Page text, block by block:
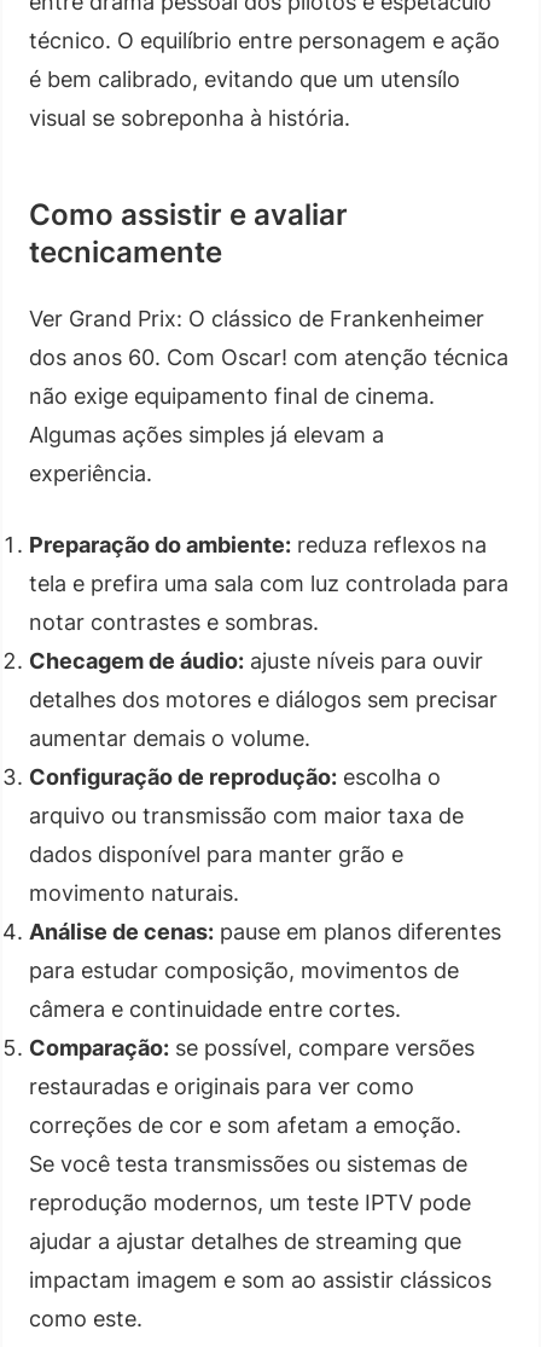
técnico. O equilíbrio entre personagem e ação
é bem calibrado, evitando que um utensílo
visual se sobreponha à história.
Como assistir e avaliar
tecnicamente
Ver Grand Prix: O clássico de Frankenheimer
dos anos 60. Com Oscar! com atenção técnica
não exige equipamento final de cinema.
Algumas ações simples já elevam a
experiência.
Preparação do ambiente: reduza reflexos na
tela e prefira uma sala com luz controlada para
notar contrastes e sombras.
Checagem de áudio: ajuste níveis para ouvir
detalhes dos motores e diálogos sem precisar
aumentar demais o volume.
Configuração de reprodução: escolha o
arquivo ou transmissão com maior taxa de
dados disponível para manter grão e
movimento naturais.
Análise de cenas: pause em planos diferentes
para estudar composição, movimentos de
câmera e continuidade entre cortes.
Comparação: se possível, compare versões
restauradas e originais para ver como
correções de cor e som afetam a emoção.
Se você testa transmissões ou sistemas de
reprodução modernos, um teste IPTV pode
ajudar a ajustar detalhes de streaming que
impactam imagem e som ao assistir clássicos
como este.